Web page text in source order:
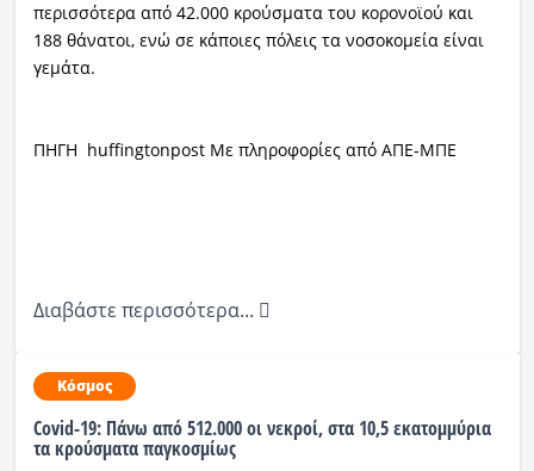
περισσότερα από 42.000 κρούσματα του κορονοϊού και
188 θάνατοι, ενώ σε κάποιες πόλεις τα νοσοκομεία είναι
γεμάτα.
ΠΗΓΗ huffingtonpost Με πληροφορίες από ΑΠΕ-ΜΠΕ
Διαβάστε περισσότερα...
Κόσμος
Covid-19: Πάνω από 512.000 οι νεκροί, στα 10,5 εκατομμύρια
τα κρούσματα παγκοσμίως